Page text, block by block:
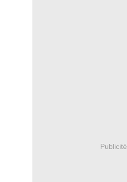
Publicité